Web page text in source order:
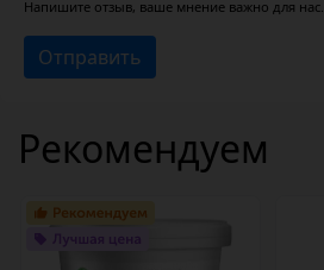
Напишите отзыв, ваше мнение важно для нас.
Отправить
Рекомендуем